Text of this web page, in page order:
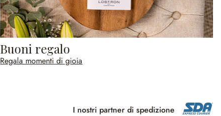
Buoni regalo
Regala momenti di gioia
I nostri partner di spedizione